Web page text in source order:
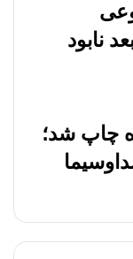
نابود
چاپ شد؛